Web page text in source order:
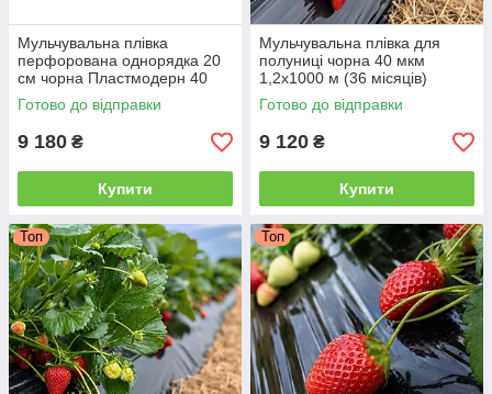
Мульчувальна плівка
перфорована однорядка 20
см чорна Пластмодерн 40
мкм 1х1000 м (24 місяці)
Готово до відправки
9 180 ₴
Купити
Мульчувальна плівка для
полуниці чорна 40 мкм
1,2х1000 м (36 місяців)
Готово до відправки
9 120 ₴
Купити
Топ Топ